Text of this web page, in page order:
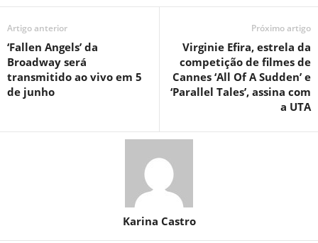
Artigo anterior
‘Fallen Angels’ da
Broadway será
transmitido ao vivo em 5
de junho
Próximo artigo
Virginie Efira, estrela da
competição de filmes de
Cannes ‘All Of A Sudden’ e
‘Parallel Tales’, assina com
a UTA
Karina Castro